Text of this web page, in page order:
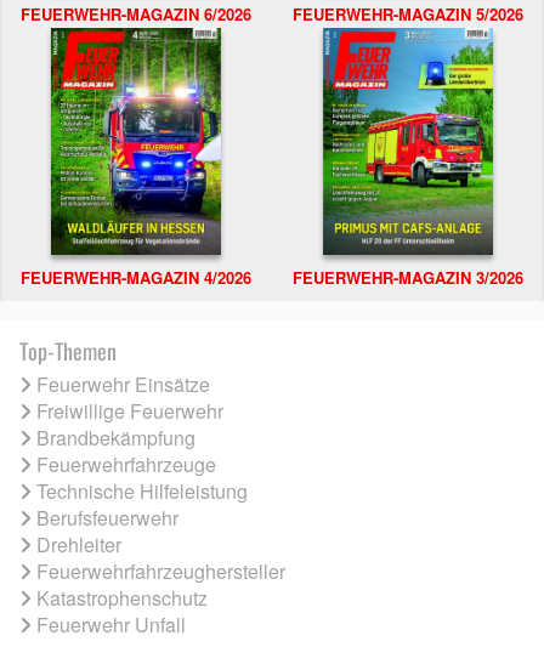
FEUERWEHR-MAGAZIN 6/2026 FEUERWEHR-MAGAZIN 5/2026
FEUERWEHR-MAGAZIN 4/2026 FEUERWEHR-MAGAZIN 3/2026
Top-Themen
Feuerwehr Einsätze
Freiwillige Feuerwehr
Brandbekämpfung
Feuerwehrfahrzeuge
Technische Hilfeleistung
Berufsfeuerwehr
Drehleiter
Feuerwehrfahrzeughersteller
Katastrophenschutz
Feuerwehr Unfall